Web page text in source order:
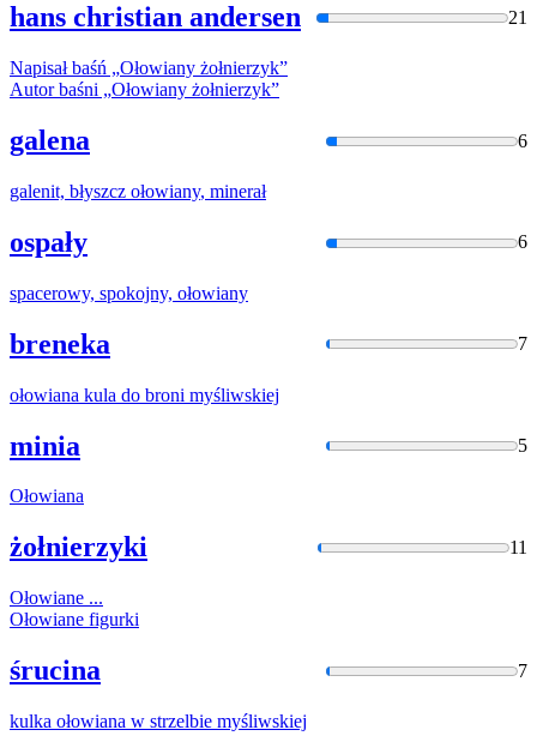
hans christian andersen 21
Napisał baśń „Ołowiany żołnierzyk”
Autor baśni „Ołowiany żołnierzyk”
galena 6
galenit, błyszcz ołowiany, minerał
ospały 6
spacerowy, spokojny, ołowiany
breneka 7
ołowiana kula do broni myśliwskiej
minia 5
Ołowiana
żołnierzyki 11
Ołowiane ...
Ołowiane figurki
śrucina 7
kulka ołowiana w strzelbie myśliwskiej